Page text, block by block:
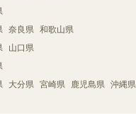
奈良県 和歌山県
山口県
大分県 宮崎県 鹿児島県 沖縄県